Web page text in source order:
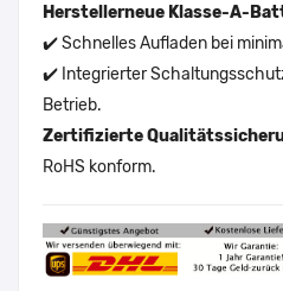
Herstellerneue Klasse-A-
✔️ Schnelles Aufladen bei
✔️ Integrierter
Betrieb.
Zertifizierte
RoHS konform.